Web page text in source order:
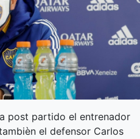
post partido el entrenador
el defensor Carlos